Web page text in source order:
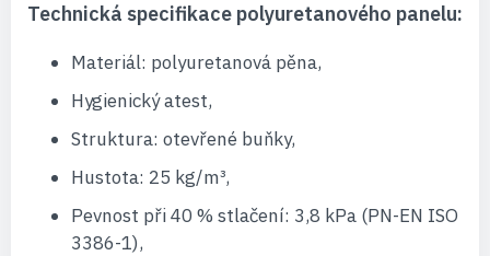
Technická specifikace polyuretanového panelu:
Materiál: polyuretanová pěna,
Hygienický atest,
Struktura: otevřené buňky,
Hustota: 25 kg/m³,
Pevnost při 40 % stlačení: 3,8 kPa (PN-EN ISO
3386-1),